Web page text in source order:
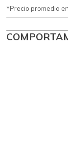
*Precio promedio